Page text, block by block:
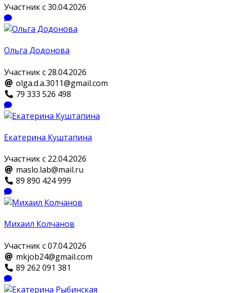
Участник с 30.04.2026
Ольга Додонова
Участник с 28.04.2026
olga.d.a.3011@gmail.com
79 333 526 498
Екатерина Куштапина
Участник с 22.04.2026
maslo.lab@mail.ru
89 890 424 999
Михаил Колчанов
Участник с 07.04.2026
mkjob24@gmail.com
89 262 091 381